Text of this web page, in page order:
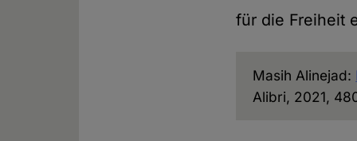
für die Freiheit
Masih Alinejad:
Alibri, 2021,